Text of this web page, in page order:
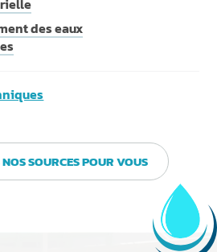
des eaux
SOURCES POUR VOUS